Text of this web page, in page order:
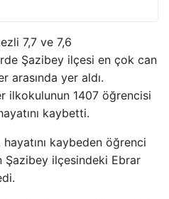
7,7 ve 7,6
Şazibey ilçesi en çok can
arasında yer aldı.
ilkokulunun 1407 öğrencisi
kaybetti.
kaybeden öğrenci
ilçesindeki Ebrar